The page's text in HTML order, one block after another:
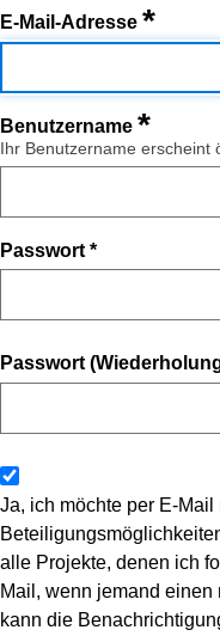
E-Mail-Adresse *
Benutzername *
Ihr Benutzername erscheint
Passwort *
Passwort
Ja, ich möchte per E-
alle Projekte, denen ich
Mail, wenn jemand einen
kann die